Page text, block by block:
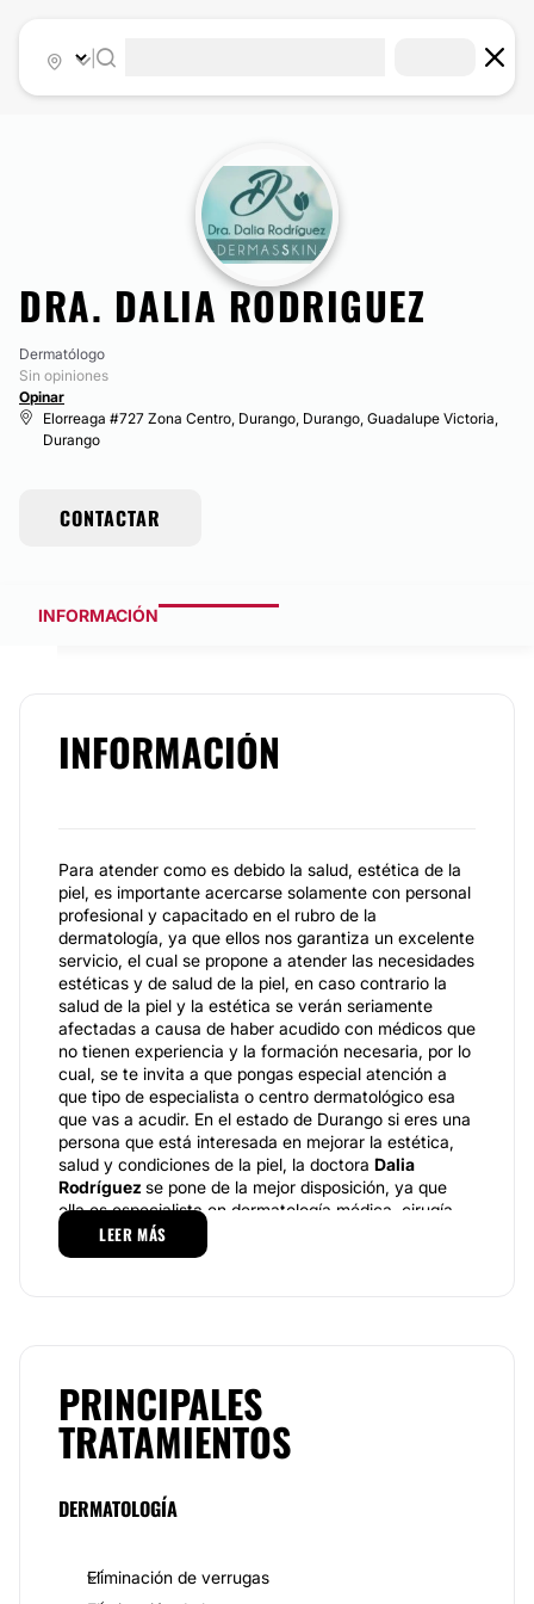
DRA. DALIA RODRIGUEZ
Dermatólogo
Sin opiniones
Opinar
Elorreaga #727 Zona Centro, Durango, Durango, Guadalupe Victoria,
Durango
CONTACTAR
INFORMACIÓN
INFORMACIÓN
Para atender como es debido la salud, estética de la
piel, es importante acercarse solamente con personal
profesional y capacitado en el rubro de la
dermatología, ya que ellos nos garantiza un excelente
servicio, el cual se propone a atender las necesidades
estéticas y de salud de la piel, en caso contrario la
salud de la piel y la estética se verán seriamente
afectadas a causa de haber acudido con médicos que
no tienen experiencia y la formación necesaria, por lo
cual, se te invita a que pongas especial atención a
que tipo de especialista o centro dermatológico esa
que vas a acudir. En el estado de Durango si eres una
persona que está interesada en mejorar la estética,
salud y condiciones de la piel, la doctora Dalia
Rodríguez se pone de la mejor disposición, ya que
ella es especialista en dermatología médica, cirugía
de piel y uñas y dermatología estética.
especialista es de manera personalizada individual, ya
que se busca mejorar el aspecto de la piel sin tener
ninguna otra secuela o efecto secundario que afecte
a este preciado órgano. No te preocupes, puesto que
facultad de medicina y nutrición, su especialidad es
en dermatología y tiene un posgrado en esta
clínica Dermédica.
LEER MÁS
PRINCIPALES
TRATAMIENTOS
DERMATOLOGÍA
Eliminación de verrugas